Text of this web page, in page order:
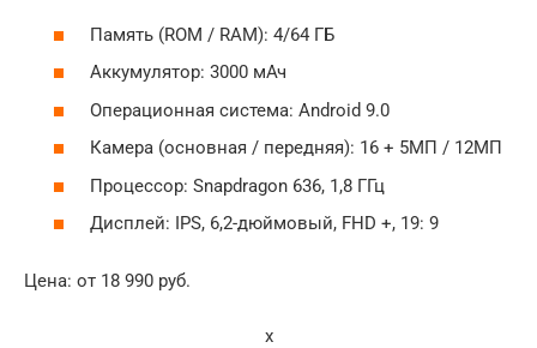
Память (ROM / RAM): 4/64 ГБ
Аккумулятор: 3000 мАч
Операционная система: Android 9.0
Камера (основная / передняя): 16 + 5МП / 12МП
Процессор: Snapdragon 636, 1,8 ГГц
Дисплей: IPS, 6,2-дюймовый, FHD +, 19: 9
Цена: от 18 990 руб.
x